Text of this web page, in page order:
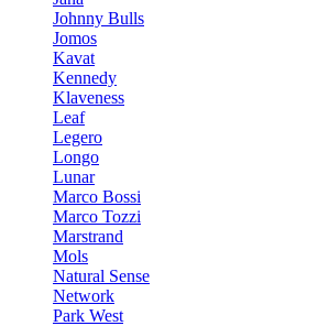
Johnny Bulls
Jomos
Kavat
Kennedy
Klaveness
Leaf
Legero
Longo
Lunar
Marco Bossi
Marco Tozzi
Marstrand
Mols
Natural Sense
Network
Park West